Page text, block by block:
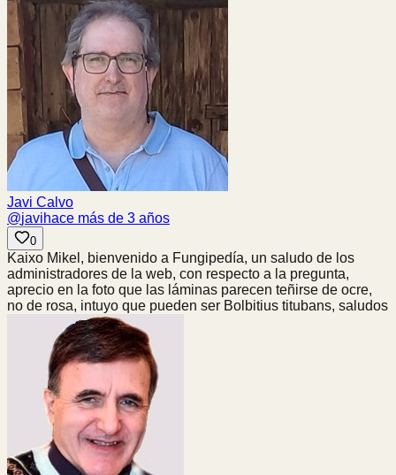
Javi Calvo
@javihace más de 3 años
0
Kaixo Mikel, bienvenido a Fungipedía, un saludo de los
administradores de la web, con respecto a la pregunta,
aprecio en la foto que las láminas parecen teñirse de ocre,
no de rosa, intuyo que pueden ser Bolbitius titubans, saludos